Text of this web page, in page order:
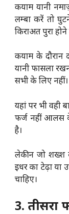
कयाम यानी
लम्बा करें तो
किराअत पुरा
कयाम के दौरान
यानी फासला
सभी के लिए नहीं।
यहां पर भी वही
फर्ज नहीं आलस
है।
लेकीन जो शख्श
इधर का टेढ़ा या
चाहिए।
3. तीसरा